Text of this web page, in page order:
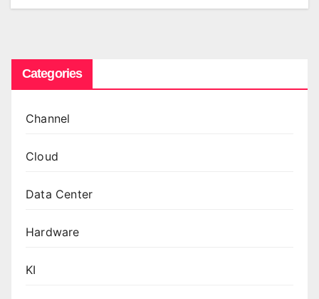
Categories
Channel
Cloud
Data Center
Hardware
KI